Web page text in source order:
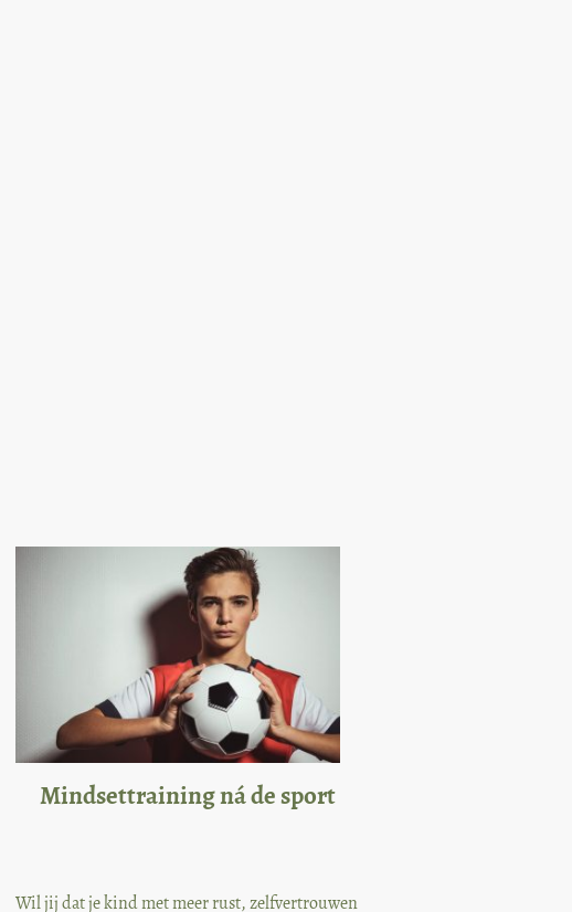
Mindsettraining ná de sport
Wil jij dat je kind met meer rust, zelfvertrouwen